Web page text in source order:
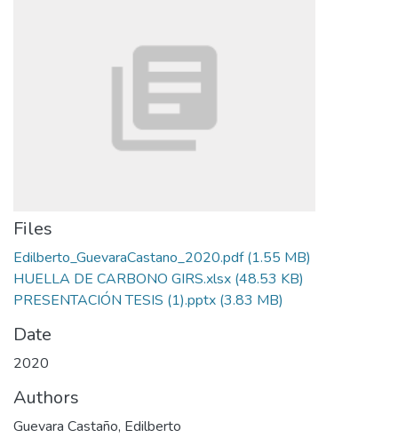
Files
Edilberto_GuevaraCastano_2020.pdf(1.55 MB)
HUELLA DE CARBONO GIRS.xlsx (48.53 KB)
PRESENTACIÓN TESIS (1).pptx (3.83 MB)
Date
2020
Authors
Guevara Castaño, Edilberto